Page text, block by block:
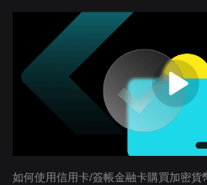
如何使用信用卡/簽帳金融卡購買加密貨